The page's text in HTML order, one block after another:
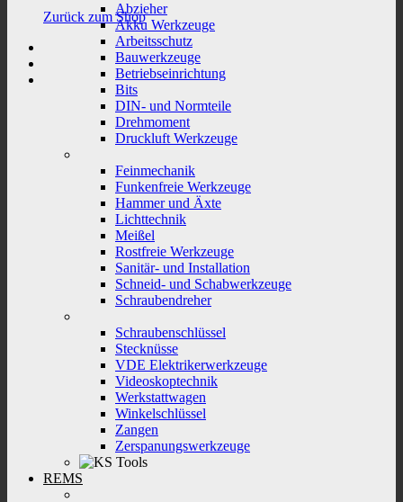
Zurück zum Shop
Abzieher
Akku Werkzeuge
Arbeitsschutz
Bauwerkzeuge
Betriebseinrichtung
Bits
DIN- und Normteile
Drehmoment
Druckluft Werkzeuge
Feinmechanik
Funkenfreie Werkzeuge
Hammer und Äxte
Lichttechnik
Meißel
Rostfreie Werkzeuge
Sanitär- und Installation
Schneid- und Schabwerkzeuge
Schraubendreher
Schraubenschlüssel
Stecknüsse
VDE Elektrikerwerkzeuge
Videoskoptechnik
Werkstattwagen
Winkelschlüssel
Zangen
Zerspanungswerkzeuge
REMS